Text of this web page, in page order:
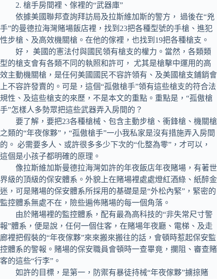
2. 槍手房間裡、傢裡的“武器庫”
依據美國聯邦查詢拜訪局及拉斯維加斯的警方， 過後在“兇
手”的曼德拉海灣賭場飯店裡，找到23把各種型號的手槍、進犯
性步槍、及高效機關槍。在他的傢裡，也找到19把各種槍支。
好， 美國的憲法付與國民領有槍支的權力。當然，各類類
型的槍支會有各類不同的執照和許可， 尤其是槍擊中運用的高
效主動機關槍，是任何美國國民不容許領有、及美國槍支鋪銷會
上不容許發賣的。可是，這個“孤傲槍手”領有這些槍支的符合法
規性、及這些槍支的來歷，不是本文的重點。重點是，“孤傲槍
手”怎樣人多勢眾把這些武器弄入房間的？
要了解，要把23各種槍械、包含主動步槍、衝鋒槍、機關槍
之類的“年夜傢夥”，“孤傲槍手”一小我私家是沒有措施弄入房間
的。 必需要多人、或許很多多少下次的“化整為零”，才可以，
這個是小孩子都明確的原理。
像拉斯維加斯曼德拉海灣如許的年夜飯店年夜賭場，有著世
界級的頂級的保安體系。外貌上在賭場裡處處燈紅酒綠、紙醉金
迷，可是賭場的保安體系所採用的基礎是是“外松內緊”，緊密的
監控體系無處不在，險些遍佈賭場的每一個角落。
由於賭場裡的監控體系，配有最為高科技的“非失常尺寸警
報”體系，便是說，任何一個住客，在賭場年夜廳、電梯、及走
廊裡把假裝的“年夜傢夥”來來搬來搬往的話，會頓時惹起保安監
控體系的警報。賭場的保安職員會頓時一查畢竟，攔阻、審查賭
客的這些“行李”。
如許的目標，是第一，防禦有暴徒持械“年夜傢夥”擄掠賭